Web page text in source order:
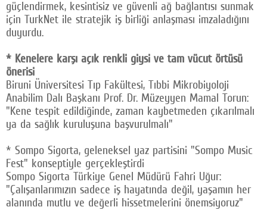
güçlendirmek, kesintisiz ve güvenli ağ bağlantısı sunmak
için TurkNet ile stratejik iş birliği anlaşması imzaladığını
duyurdu.
* Kenelere karşı açık renkli giysi ve tam vücut örtüsü
önerisi
Biruni Üniversitesi Tıp Fakültesi, Tıbbi Mikrobiyoloji
Anabilim Dalı Başkanı Prof. Dr. Müzeyyen Mamal Torun:
"Kene tespit edildiğinde, zaman kaybetmeden çıkarılmalı
ya da sağlık kuruluşuna başvurulmalı"
* Sompo Sigorta, geleneksel yaz partisini "Sompo Music
Fest" konseptiyle gerçekleştirdi
Sompo Sigorta Türkiye Genel Müdürü Fahri Uğur:
"Çalışanlarımızın sadece iş hayatında değil, yaşamın her
alanında mutlu ve değerli hissetmelerini önemsiyoruz"